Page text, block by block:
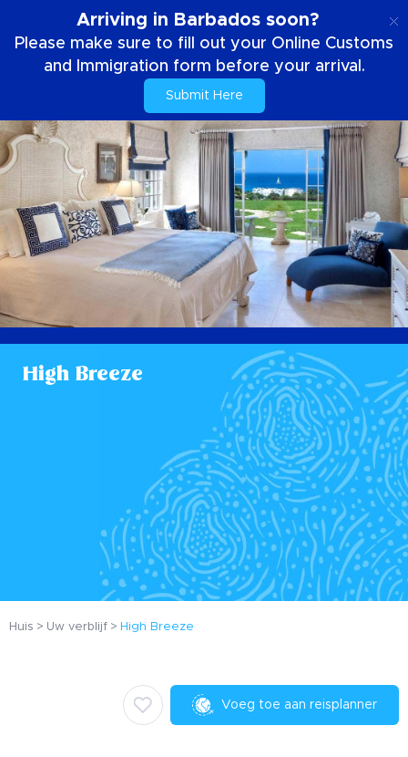
Arriving in Barbados soon?
Please make sure to fill out your Online Customs
and Immigration form before your arrival.
Submit Here
High Breeze
Huis Uw verblijf High Breeze
Voeg toe aan reisplanner